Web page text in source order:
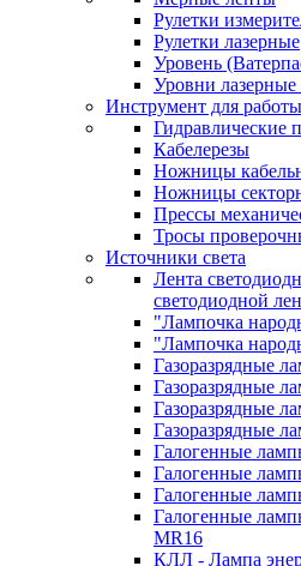
Рулетки
Рулетки лазерные
Уровень
Уровни
Инструмент для
Гидравлические
Кабелерезы
Ножницы
Ножницы
Прессы
Тросы
Источники света
Лента
светодиодной
"Лампочка
"Лампочка
Газоразрядные
Газоразрядные
Газоразрядные
Газоразрядные
Галогенные
Галогенные
Галогенные
Галогенные
MR16
КЛЛ - Лампа